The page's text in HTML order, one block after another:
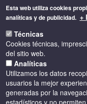
Esta web utiliza cookies
analíticas y de publicidad. +
Técnicas
Cookies técnicas,
del sitio web.
Analíticas
Utilizamos los datos
usuarios la mejor
generadas por la
estadísticos y no
Pasar
principal